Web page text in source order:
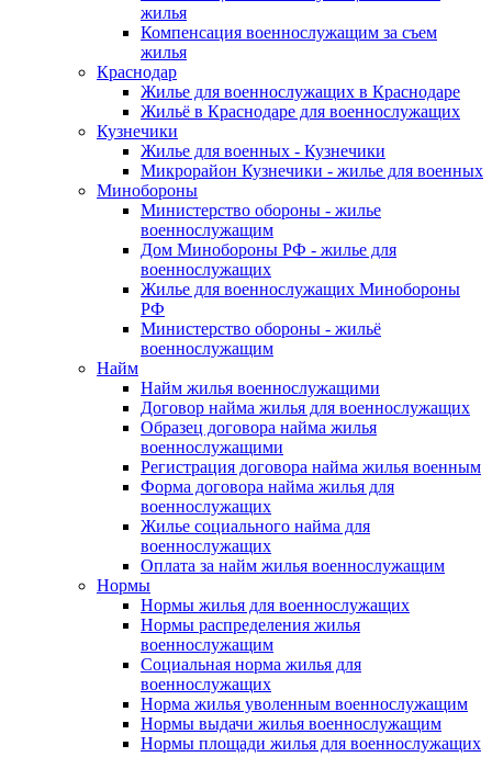
жилья
Компенсация военнослужащим за съем
жилья
Краснодар
Жилье для военнослужащих в Краснодаре
Жильё в Краснодаре для военнослужащих
Кузнечики
Жилье для военных - Кузнечики
Микрорайон Кузнечики - жилье для военных
Минобороны
Министерство обороны - жилье
военнослужащим
Дом Минобороны РФ - жилье для
военнослужащих
Жилье для военнослужащих Минобороны
РФ
Министерство обороны - жильё
военнослужащим
Найм
Найм жилья военнослужащими
Договор найма жилья для военнослужащих
Образец договора найма жилья
военнослужащими
Регистрация договора найма жилья военным
Форма договора найма жилья для
военнослужащих
Жилье социального найма для
военнослужащих
Оплата за найм жилья военнослужащим
Нормы
Нормы жилья для военнослужащих
Нормы распределения жилья
военнослужащим
Социальная норма жилья для
военнослужащих
Норма жилья уволенным военнослужащим
Нормы выдачи жилья военнослужащим
Нормы площади жилья для военнослужащих